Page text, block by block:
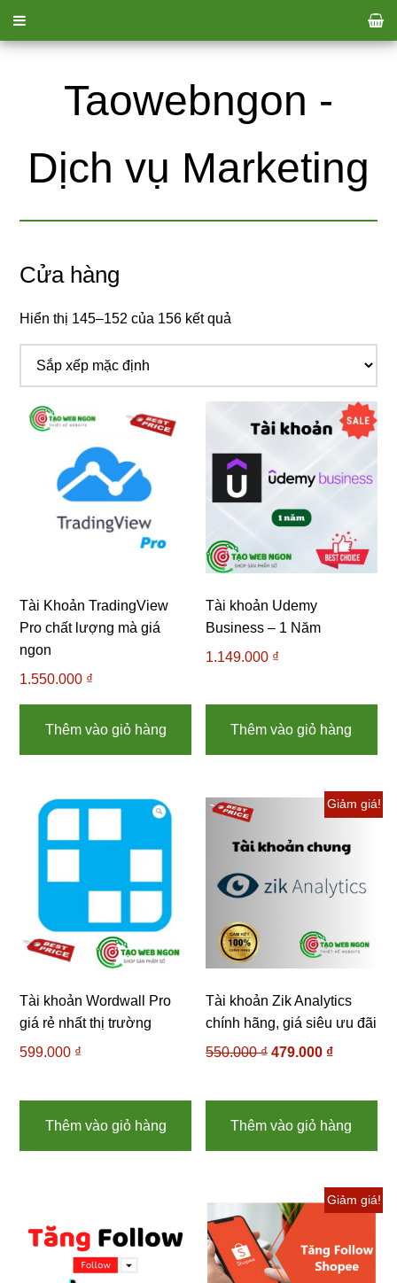
Taowebngon -
Dịch vụ Marketing
Cửa hàng
Hiển thị 145–152 của 156 kết quả
Tài Khoản TradingView
Pro chất lượng mà giá
ngon
1.550.000 ₫
Thêm vào giỏ hàng
Tài khoản Udemy
Business – 1 Năm
1.149.000 ₫
Thêm vào giỏ hàng
Tài khoản Wordwall Pro
giá rẻ nhất thị trường
599.000 ₫
Thêm vào giỏ hàng
Giảm giá!
Tài khoản Zik Analytics
chính hãng, giá siêu ưu đãi
550.000₫ Giá
550.000 ₫.
479.000 ₫
Thêm vào giỏ hàng
Giảm giá!